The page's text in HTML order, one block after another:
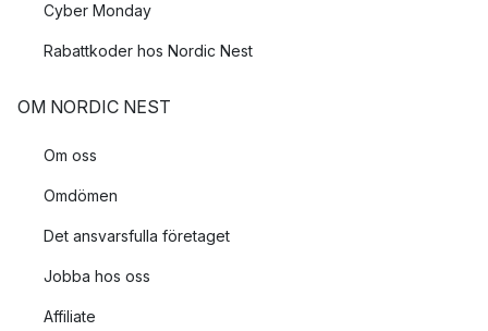
Cyber Monday
Rabattkoder hos Nordic Nest
OM NORDIC NEST
Om oss
Omdömen
Det ansvarsfulla företaget
Jobba hos oss
Affiliate